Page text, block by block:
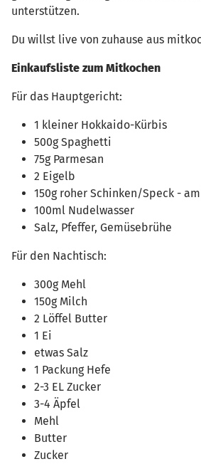
unterstützen.
Du willst live von zuhause aus
Einkaufsliste zum Mitkochen
Für das Hauptgericht:
1 kleiner Hokkaido-Kürbis
500g Spaghetti
75g Parmesan
2 Eigelb
150g roher Schinken/Speck -
100ml Nudelwasser
Salz, Pfeffer, Gemüsebrühe
Für den Nachtisch:
300g Mehl
150g Milch
2 Löffel Butter
1 Ei
etwas Salz
1 Packung Hefe
2-3 EL Zucker
3-4 Äpfel
Mehl
Butter
Zucker